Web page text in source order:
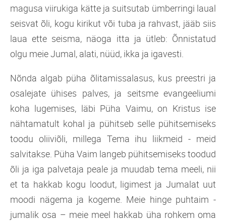
magusa viirukiga kätte ja suitsutab ümberringi laual
seisvat õli, kogu kirikut või tuba ja rahvast, jääb siis
laua ette seisma, näoga itta ja ütleb: Õnnistatud
olgu meie Jumal, alati, nüüd, ikka ja igavesti.
Nõnda algab püha õlitamissalasus, kus preestri ja
osalejate ühises palves, ja seitsme evangeeliumi
koha lugemises, läbi Püha Vaimu, on Kristus ise
nähtamatult kohal ja pühitseb selle pühitsemiseks
toodu oliiviõli, millega Tema ihu liikmeid - meid
salvitakse. Püha Vaim langeb pühitsemiseks toodud
õli ja iga palvetaja peale ja muudab tema meeli, nii
et ta hakkab kogu loodut, ligimest ja Jumalat uut
moodi nägema ja kogeme. Meie hinge puhtaim -
jumalik osa – meie meel hakkab üha rohkem oma